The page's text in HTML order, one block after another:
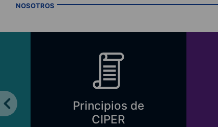
NOSOTROS
Principios de
CIPER